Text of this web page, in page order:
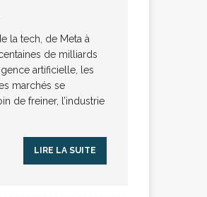
la tech, de Meta à
de milliards
artificielle, les
marchés se
de freiner, l’industrie
LIRE LA SUITE